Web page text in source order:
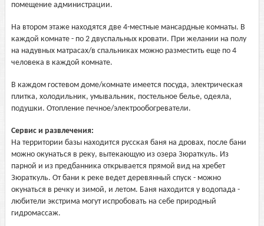
помещение администрации.
На втором этаже находятся две 4-местные мансардные комнаты. В
каждой комнате - по 2 двуспальных кровати. При желании на полу
на надувных матрасах/в спальниках можно разместить еще по 4
человека в каждой комнате.
В каждом гостевом доме/комнате имеется посуда, электрическая
плитка, холодильник, умывальник, постельное белье, одеяла,
подушки. Отопление печное/электрообогреватели.
Сервис и развлечения:
На территории базы находится русская баня на дровах, после бани
можно окунаться в реку, вытекающую из озера Зюраткуль. Из
парной и из предбанника открывается прямой вид на хребет
Зюраткуль. От бани к реке ведет деревянный спуск - можно
окунаться в речку и зимой, и летом. Баня находится у водопада -
любители экстрима могут испробовать на себе природный
гидромассаж.